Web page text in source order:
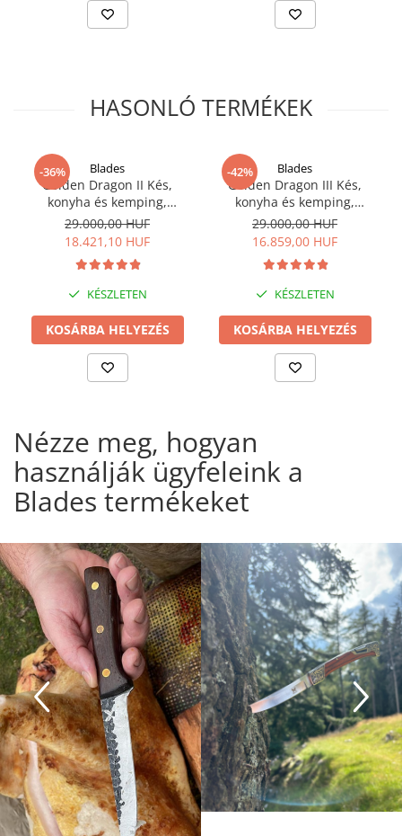
HASONLÓ TERMÉKEK
-36% Blades
Golden Dragon II Kés,
konyha és kemping,
kalapált hammerhead,
7Cr17 acél, rózsafa
markolat, 27.5 cm
29.000,00 HUF
18.421,10 HUF
KÉSZLETEN
KOSÁRBA HELYEZÉS
-42% Blades
Golden Dragon III Kés,
konyha és kemping,
kalapált hammerhead,
7Cr17 acél, 28.5 cm
29.000,00 HUF
16.859,00 HUF
KÉSZLETEN
KOSÁRBA HELYEZÉS
Nézze meg, hogyan
használják ügyfeleink a
Blades termékeket